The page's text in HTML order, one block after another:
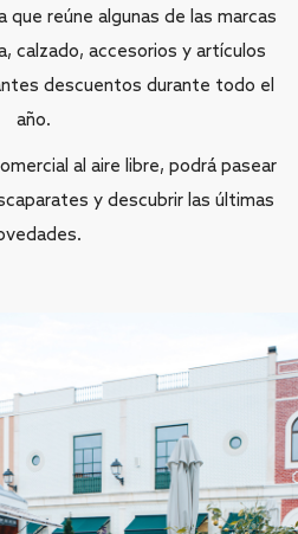
que reúne algunas de las marcas
calzado, accesorios y artículos
descuentos durante todo el
año.
al aire libre, podrá pasear
y descubrir las últimas